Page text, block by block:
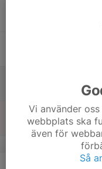
Träning
Vi använder
webbplats ska
även för
Så